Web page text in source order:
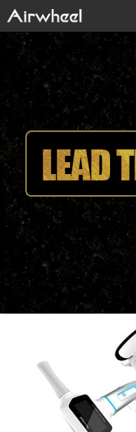
Home
Products
Fashion Now
APP
About Us
Contact Us